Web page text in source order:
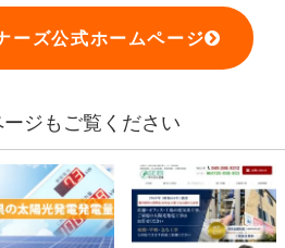
ーズ公式ホームページ
ジもご覧ください